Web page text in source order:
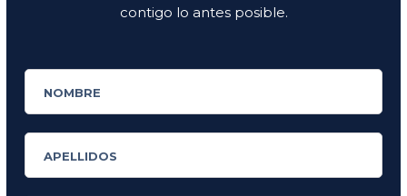
contigo lo antes posible.